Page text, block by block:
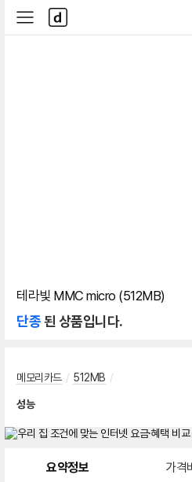
사
이
다
나
와
테라빛 MMC micro (512MB)
단종된 상품입니다.
메모리카드 / 512MB /
성능
요약정보 가격